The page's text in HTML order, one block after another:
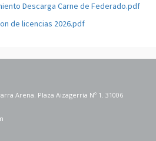
Descarga Carne de Federado.pdf
de licencias 2026.pdf
Arena. Plaza Aizagerria Nº 1. 31006